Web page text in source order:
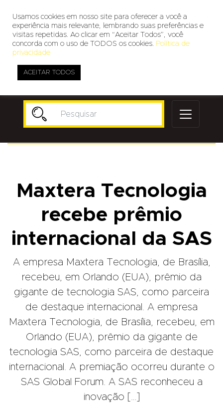
Maxtera Tecnologia
recebe prêmio
internacional da SAS
A empresa Maxtera Tecnologia, de Brasília,
recebeu, em Orlando (EUA), prêmio da
gigante de tecnologia SAS, como parceira
de destaque internacional. A empresa
Maxtera Tecnologia, de Brasília, recebeu, em
Orlando (EUA), prêmio da gigante de
tecnologia SAS, como parceira de destaque
internacional. A premiação ocorreu durante o
SAS Global Forum. A SAS reconheceu a
inovação […]
Usamos cookies em nosso site para oferecer a você a
experiência mais relevante, lembrando suas preferências e
visitas repetidas. Ao clicar em “Aceitar Todos”, você
concorda com o uso de TODOS os cookies. Política de
privacidade
ACEITAR TODOS